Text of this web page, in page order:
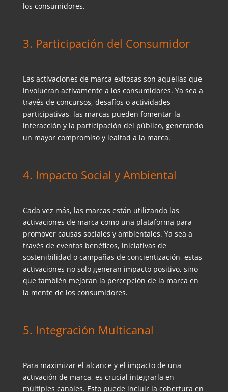
los consumidores.
3. Participación del Consumidor
Las activaciones de marca exitosas son aquellas que
involucran activamente a los consumidores. Ya sea a
través de concursos, desafíos o actividades
participativas, las marcas pueden fomentar la
interacción y la participación del público, generando
un mayor compromiso y lealtad a la marca.
4. Impacto Social y Ambiental
Cada vez más, las marcas están utilizando las
activaciones de marca como una plataforma para
promover causas sociales y ambientales. Ya sea a
través de eventos benéficos, iniciativas de
sostenibilidad o campañas de concientización, estas
activaciones no solo generan impacto positivo, sino
que también mejoran la percepción de la marca en
la mente de los consumidores.
5. Integración Multicanal
Para maximizar el alcance y el impacto de una
activación de marca, es crucial integrarla en
múltiples canales. Esto puede incluir la cobertura en